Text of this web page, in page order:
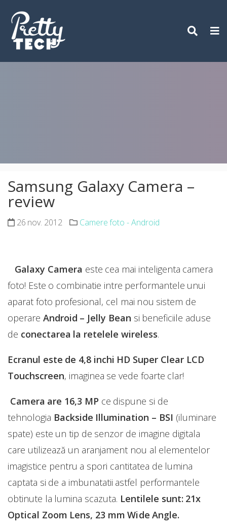
content
Samsung Galaxy Camera –
review
26 nov. 2012 Camere foto - Android
Galaxy Camera este cea mai inteligenta camera
foto! Este o combinatie intre performantele unui
aparat foto profesional, cel mai nou sistem de
operare Android – Jelly Bean si beneficiile aduse
de conectarea la retelele wireless.
Ecranul este de 4,8 inchi HD Super Clear LCD
Touchscreen, imaginea se vede foarte clar!
Camera are 16,3 MP ce dispune si de
tehnologia Backside Illumination – BSI (iluminare
spate) este un tip de senzor de imagine digitala
care utilizează un aranjament nou al elementelor
imagistice pentru a spori cantitatea de lumina
captata si de a imbunatatii astfel performantele
obtinute la lumina scazuta. Lentilele sunt: 21x
Optical Zoom Lens, 23 mm Wide Angle.